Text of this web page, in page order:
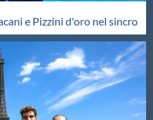
e Pizzini d'oro nel sincro